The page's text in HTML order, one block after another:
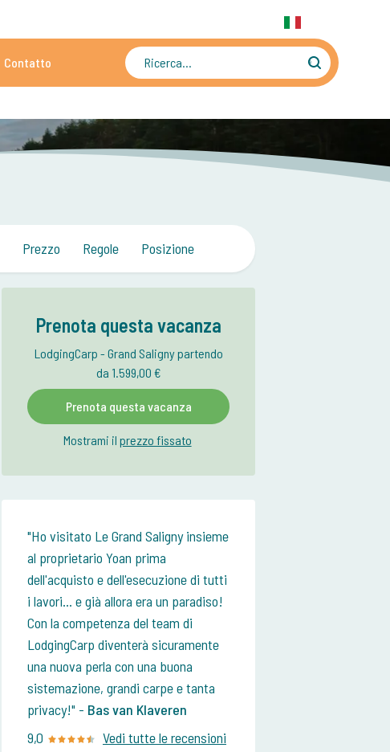
Contatto
Prezzo Regole Posizione
Prenota questa vacanza
LodgingCarp - Grand Saligny partendo
da 1.599,00 €
Prenota questa vacanza
Mostrami il prezzo fissato
Ho visitato Le Grand Saligny insieme
al proprietario Yoan prima
dell'acquisto e dell'esecuzione di tutti
i lavori... e già allora era un paradiso!
Con la competenza del team di
LodgingCarp diventerà sicuramente
una nuova perla con una buona
sistemazione, grandi carpe e tanta
privacy! - Bas van Klaveren
9,0
Vedi tutte le recensioni